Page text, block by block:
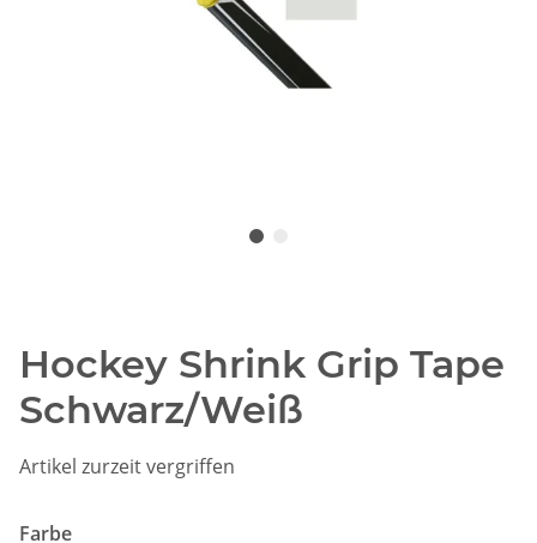
Hockey Shrink Grip Tape
Schwarz/Weiß
Artikel zurzeit vergriffen
Farbe